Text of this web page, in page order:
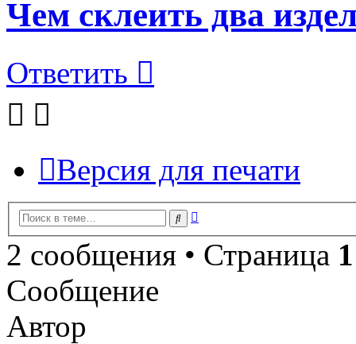
Чем склеить два
Ответить
Версия для печати
Поиск
2 сообщения • Страница 1
Сообщение
Автор